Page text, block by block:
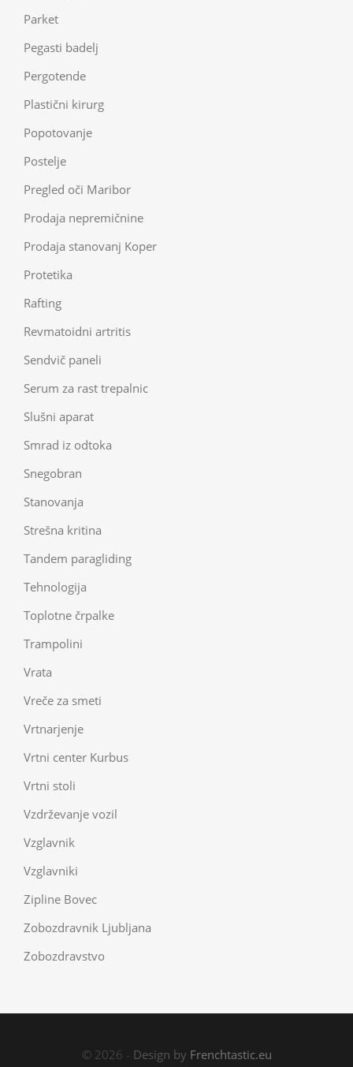
Parket
Pegasti badelj
Pergotende
Plastični kirurg
Popotovanje
Postelje
Pregled oči Maribor
Prodaja nepremičnine
Prodaja stanovanj Koper
Protetika
Rafting
Revmatoidni artritis
Sendvič paneli
Serum za rast trepalnic
Slušni aparat
Smrad iz odtoka
Snegobran
Stanovanja
Strešna kritina
Tandem paragliding
Tehnologija
Toplotne črpalke
Trampolini
Vrata
Vreče za smeti
Vrtnarjenje
Vrtni center Kurbus
Vrtni stoli
Vzdrževanje vozil
Vzglavnik
Vzglavniki
Zipline Bovec
Zobozdravnik Ljubljana
Zobozdravstvo
© 2026 - Design by Frenchtastic.eu